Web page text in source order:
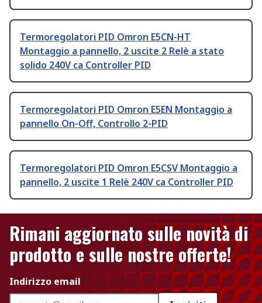
Termoregolatori PID Omron E5CN-HT
Montaggio a pannello, 2 uscite 2 Relè a stato
solido 240V ca Controller PID
Termoregolatori PID Omron E5EN Montaggio a
pannello On-Off, Controllo 2-PID
Termoregolatori PID Omron E5CSV Montaggio a
pannello, 2 uscite 1 Relè 240V ca Controller PID
Rimani aggiornato sulle novità di
prodotto e sulle nostre offerte!
Indirizzo email